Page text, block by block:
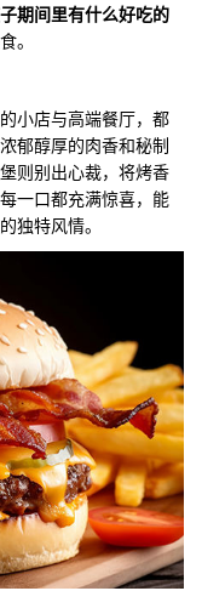
期间里有什么好吃的
。
小店与高端餐厅，都
郁醇厚的肉香和秘制
则别出心裁，将烤香
一口都充满惊喜，能
独特风情。